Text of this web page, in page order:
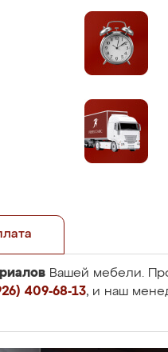
Вашей мебели.
409-68-13, и наш